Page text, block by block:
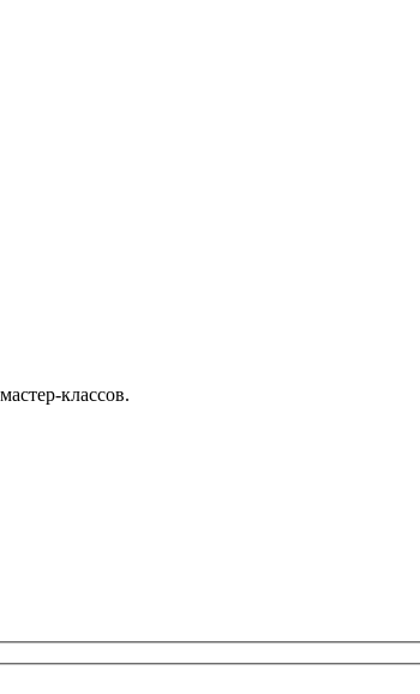
классов.